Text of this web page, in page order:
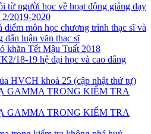
từ người học về hoạt động giảng dạy
2019-2020
điểm môn học chương trình thạc sĩ và
dẫn luận văn thạc sĩ
khăn Tết Mậu Tuất 2018
18-19 hệ đại học và cao đẳng
HVCH khoá 25 (cập nhật thứ tự)
GAMMA TRONG KIỂM TRA
GAMMA TRONG KIỂM TRA